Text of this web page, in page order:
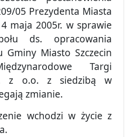
05 Prezydenta Miasta
maja 2005r. w sprawie
ds. opracowania
Gminy Miasto Szczecin
Targi
z o.o. z siedzibą w
zmianie.
wchodzi w życie z